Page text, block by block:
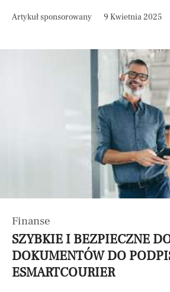
Artykuł sponsorowany 9 Kwietnia 2025
Finanse
SZYBKIE I BEZPIECZNE
DOKUMENTÓW DO
ESMARTCOURIER